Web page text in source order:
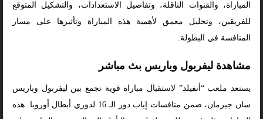
المباراة، والقنوات الناقلة، وتفاصيل الاستعدادات، والتشكيل المتوقع
للفريقين، وتحليل معمق لأهمية هذه المباراة وتأثيرها على مسار
المنافسة في البطولة.
مشاهدة ليفربول وباريس بث مباشر
يستعد ملعب “أنفيلد” لاستقبال مباراة قوية تجمع بين ليفربول وباريس
سان جيرمان، ضمن منافسات إياب دور الـ 16 لدوري أبطال أوروبا. هذه